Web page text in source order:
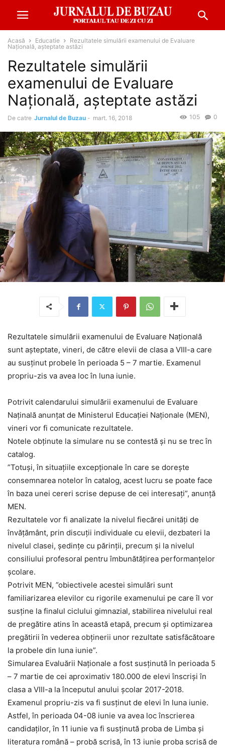
Acasă Educatie
Rezultatele simulării examenului de Evaluare
Naţională, aşteptate astăzi
Rezultatele simulării
examenului de Evaluare
Naţională, aşteptate astăzi
De catre Jurnalul de Buzau - mart. 16, 2018 0
105
Rezultatele simulării examenului de Evaluare Naţională
sunt aşteptate, vineri, de către elevii de clasa a VIII-a care
au susţinut probele în perioada 5 – 7 martie. Examenul
propriu-zis va avea loc în luna iunie.
Potrivit calendarului simulării examenului de Evaluare
Naţinală anunţat de Ministerul Educaţiei Naţionale (MEN),
vineri vor fi comunicate rezultatele.
Notele obţinute la simulare nu se contestă şi nu se trec în
catalog.
”Totuşi, în situaţiile excepţionale în care se doreşte
consemnarea notelor în catalog, acest lucru se poate face
în baza unei cereri scrise depuse de cei interesaţi”, anunţă
MEN.
Rezultatele vor fi analizate la nivelul fiecărei unităţi de
învăţământ, prin discuţii individuale cu elevii, dezbateri la
nivelul clasei, şedinţe cu părinţii, precum şi la nivelul
consiliului profesoral pentru îmbunătăţirea performanţelor
şcolare.
Potrivit MEN, ”obiectivele acestei simulări sunt
familiarizarea elevilor cu rigorile examenului pe care îl vor
susţine la finalul ciclului gimnazial, stabilirea nivelului real
de pregătire atins în această etapă, precum şi optimizarea
pregătirii în vederea obţinerii unor rezultate satisfăcătoare
la probele din luna iunie”.
Simularea Evaluării Naţionale a fost susţinută în perioada 5
– 7 martie de cei aproximativ 180.000 de elevi înscrişi în
clasa a VIII-a la începutul anului şcolar 2017-2018.
Examenul propriu-zis va fi susţinut de elevi în luna iunie.
Astfel, în perioada 04-08 iunie va avea loc înscrierea
candidaţilor, în 11 iunie va fi susţinută proba de Limba şi
literatura română – probă scrisă, în 13 iunie proba scrisă de